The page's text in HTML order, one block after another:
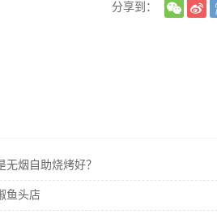
分享到：
烟自助烧烤好？
鱼头店